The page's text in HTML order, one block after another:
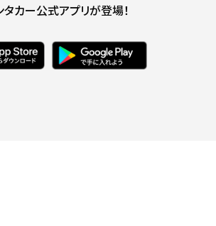
タカー公式アプリが登場！